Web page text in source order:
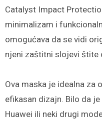
Catalyst Impact
minimalizam i
omogućava da se vidi
njeni zaštitni slojevi štite
Ova maska je idealna za
efikasan dizajn. Bilo da
Huawei ili neki drugi